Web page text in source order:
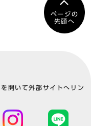
ページの
先頭へ
開いて外部サイトへリン